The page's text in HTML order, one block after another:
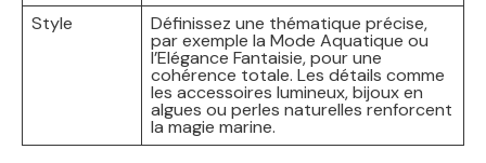
Style
Définissez une thématique précise,
par exemple la Mode Aquatique ou
l’Elégance Fantaisie, pour une
cohérence totale. Les détails comme
les accessoires lumineux, bijoux en
algues ou perles naturelles renforcent
la magie marine.